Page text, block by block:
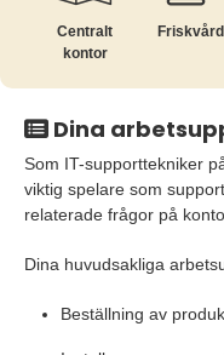
Centralt
kontor
Friskvård
Dina
Som IT-supporttekniker
viktig spelare som
relaterade frågor på
Dina huvudsakliga
Beställning av